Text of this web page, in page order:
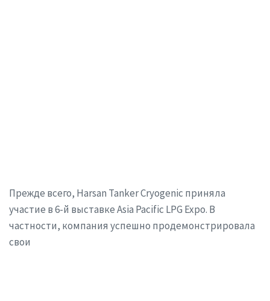
Прежде всего, Harsan Tanker Cryogenic приняла
участие в 6-й выставке Asia Pacific LPG Expo. В
частности, компания успешно продемонстрировала
свои